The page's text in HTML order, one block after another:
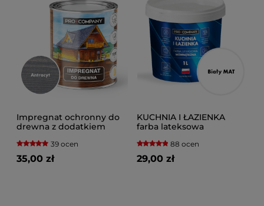
Impregnat ochronny do
drewna z dodatkiem
39 ocen
35,00 zł
KUCHNIA I ŁAZIENKA
farba lateksowa
88 ocen
29,00 zł